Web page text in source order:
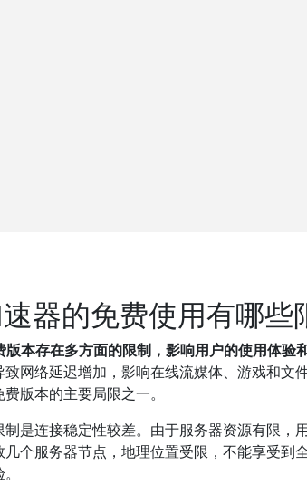
器的免费使用有哪些
本存在多方面的限制，影响用户的使用体验
网络延迟增加，影响在线流媒体、游戏和
版本的主要局限之一。
是连接稳定性较差。由于服务器资源有限
个服务器节点，地理位置受限，不能享受到